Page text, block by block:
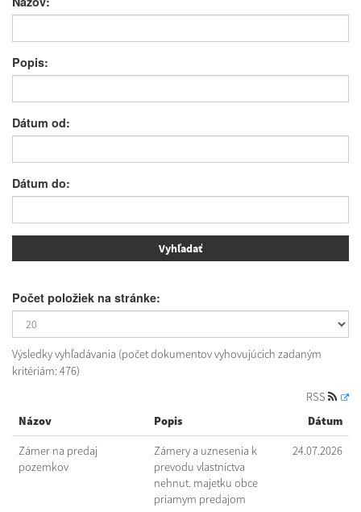
Popis:
Dátum od:
Dátum do:
Počet položiek na stránke:
Výsledky vyhľadávania (počet dokumentov vyhovujúcich zadaným
kritériám: 476)
RSS
Názov
Popis Dátum
Zámer na predaj
pozemkov
Zámery a uznesenia k
prevodu vlastníctva
nehnut. majetku obce
priamym predajom
24.07.2026